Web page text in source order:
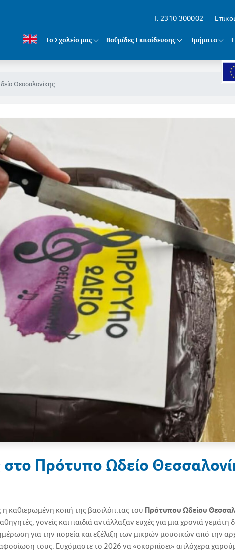
T. 2310 300002
Το Σχολείο μας Βαθμίδες Εκπαίδευσης Τμήματα
Θεσσαλονίκης
Πρότυπο Ωδείο
καθιερωμένη κοπή της βασιλόπιτας του Πρότυπου Ωδείου
γονείς και παιδιά αντάλλαξαν ευχές για μια χρονιά γεμάτη
για την πορεία και εξέλιξη των μικρών μουσικών από την
τους. Ευχόμαστε το 2026 να «σκορπίσει» απλόχερα